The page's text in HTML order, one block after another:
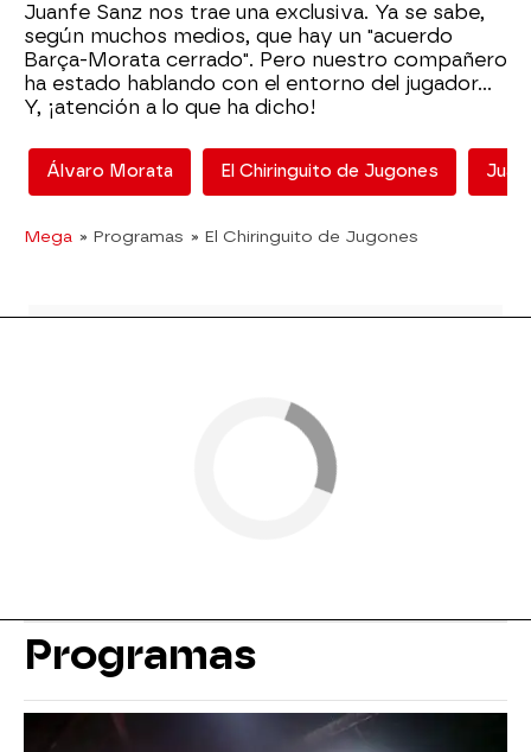
Juanfe Sanz nos trae una exclusiva. Ya se sabe,
según muchos medios, que hay un "acuerdo
Barça-Morata cerrado". Pero nuestro compañero
ha estado hablando con el entorno del jugador...
Y, ¡atención a lo que ha dicho!
Álvaro Morata El Chiringuito de Jugones
Mega » Programas » El Chiringuito de Jugones
Programas